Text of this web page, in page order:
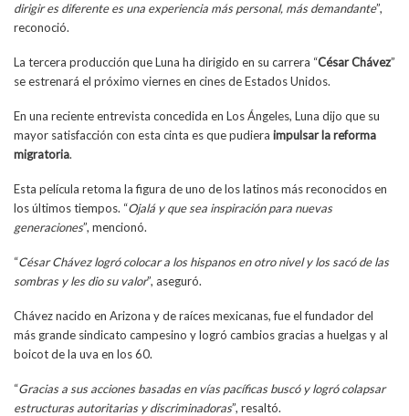
dirigir es diferente es una experiencia más personal, más demandante”,
reconoció.
La tercera producción que Luna ha dirigido en su carrera “César Chávez”
se estrenará el próximo viernes en cines de Estados Unidos.
En una reciente entrevista concedida en Los Ángeles, Luna dijo que su
mayor satisfacción con esta cinta es que pudiera impulsar la reforma
migratoria.
Esta película retoma la figura de uno de los latinos más reconocidos en
los últimos tiempos. “Ojalá y que sea inspiración para nuevas
generaciones”, mencionó.
“César Chávez logró colocar a los hispanos en otro nivel y los sacó de las
sombras y les dio su valor”, aseguró.
Chávez nacido en Arizona y de raíces mexicanas, fue el fundador del
más grande sindicato campesino y logró cambios gracias a huelgas y al
boicot de la uva en los 60.
“Gracias a sus acciones basadas en vías pacíficas buscó y logró colapsar
estructuras autoritarias y discriminadoras”, resaltó.